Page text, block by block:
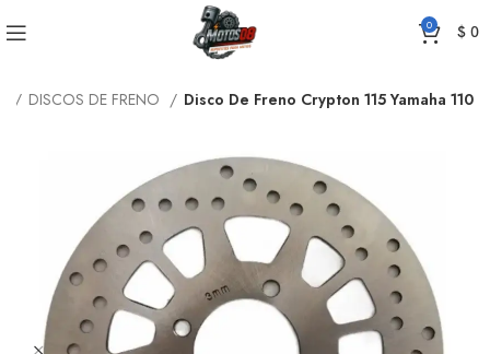
0 $0
DISCOS DE FRENO Disco De Freno Crypton 115 Yamaha 110